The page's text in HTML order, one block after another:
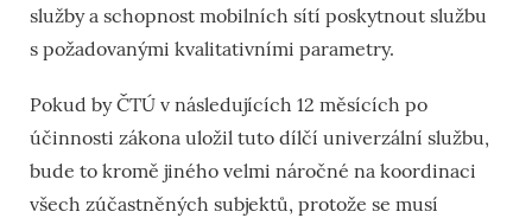
služby a schopnost mobilních sítí poskytnout službu
s požadovanými kvalitativními parametry.
Pokud by ČTÚ v následujících 12 měsících po
účinnosti zákona uložil tuto dílčí univerzální službu,
bude to kromě jiného velmi náročné na koordinaci
všech zúčastněných subjektů, protože se musí